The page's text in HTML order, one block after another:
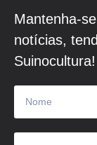
Mantenha-
notícias,
Suinocultura!